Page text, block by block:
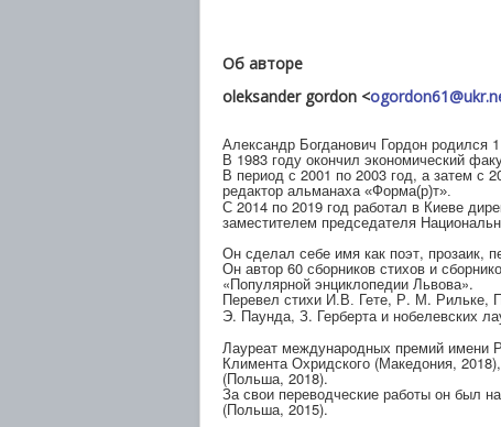
Об авторе
oleksander gordon <
Александр Богданович Гордон родился
В 1983 году окончил экономический
В период с 2001 по 2003 год, а затем с
редактор альманаха «Форма(р)т».
С 2014 по 2019 год работал в Киеве
заместителем председателя
Он сделал себе имя как поэт, прозаик,
Он автор 60 сборников стихов и
«Популярной энциклопедии Львова».
Перевел стихи И.В. Гете, Р. М. Рильке,
Э. Паунда, З. Герберта и нобелевских
Лауреат международных премий имени
Климента Охридского (Македония,
(Польша, 2018).
За свои переводческие работы он был
(Польша, 2015).